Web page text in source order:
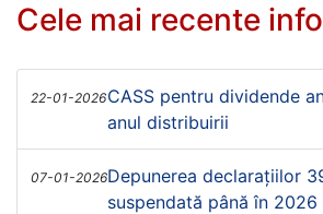
Cele mai recente
22-01-2026CASS pentru dividende
anul distribuirii
07-01-2026Depunerea declarațiilor
suspendată până în 2026